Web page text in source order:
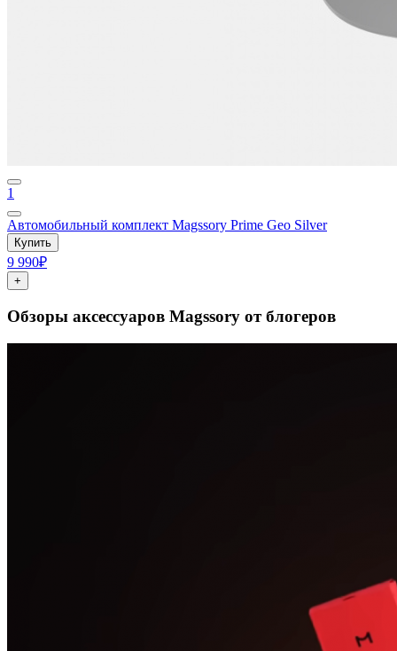
1
Автомобильный комплект Magssory Prime Geo Silver
Купить
9 990₽
+
Обзоры аксессуаров Magssory от блогеров